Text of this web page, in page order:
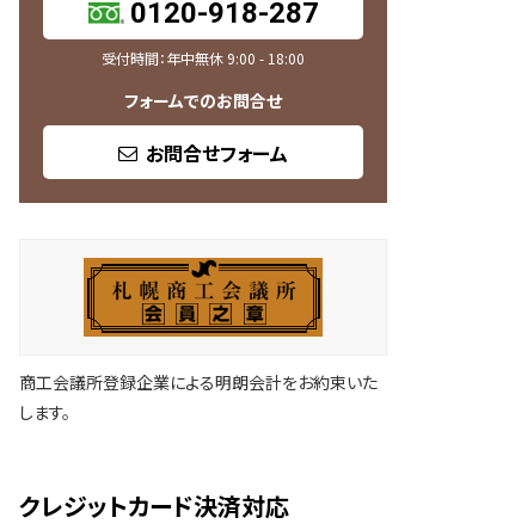
0120-918-287
受付時間：年中無休 9:00 - 18:00
フォームでのお問合せ
お問合せフォーム
商工会議所登録企業による明朗会計をお約束いた
します。
クレジットカード決済対応